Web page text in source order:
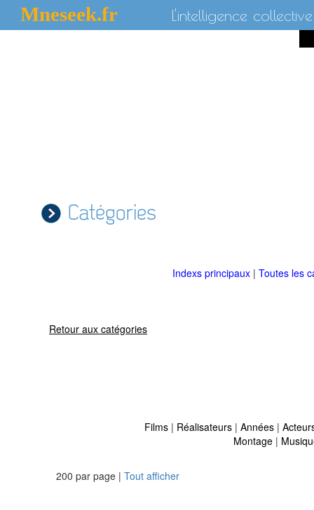
Mneseek.fr L'intelligence collective
Catégories
Indexs principaux | Toutes les
Retour aux catégories
Films| Réalisateurs| Années|
Montage |
200 par page | Tout afficher